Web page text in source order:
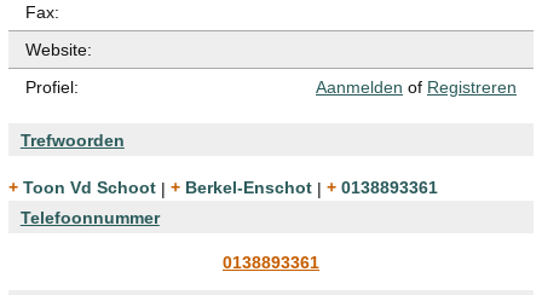
Fax:
Website:
Profiel:
Aanmelden of Registreren
Trefwoorden
+ Toon Vd Schoot | + Berkel-Enschot |
+ 0138893361
Telefoonnummer
0138893361